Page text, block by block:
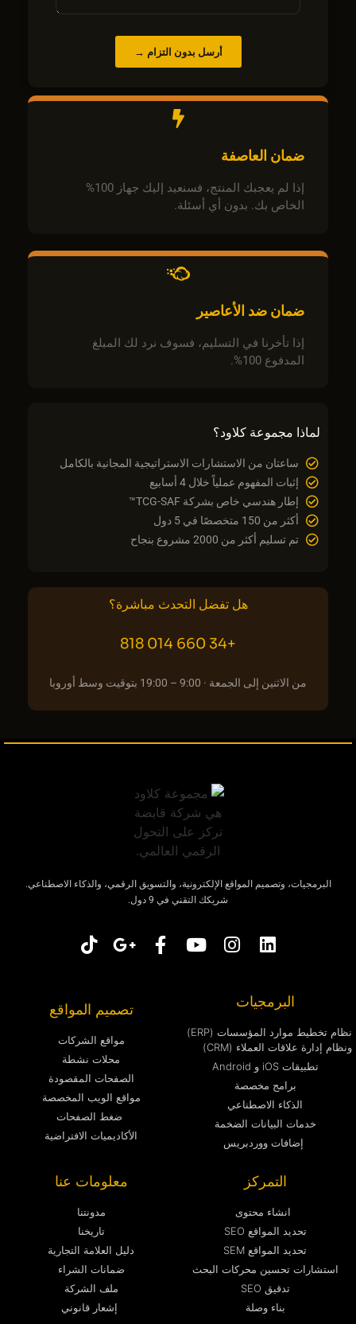
أرسل بدون التزام →
ضمان العاصفة
إذا لم يعجبك المنتج، فسنعيد إليك جهاز 100%
الخاص بك. بدون أي أسئلة.
ضمان ضد الأعاصير
إذا تأخرنا في التسليم، فسوف نرد لك المبلغ
المدفوع 100%.
لماذا مجموعة كلاود؟
ساعتان من الاستشارات الاستراتيجية المجانية بالكامل
إثبات المفهوم عملياً خلال 4 أسابيع
إطار هندسي خاص بشركة TCG-SAF™
أكثر من 150 متخصصًا في 5 دول
تم تسليم أكثر من 2000 مشروع بنجاح
هل تفضل التحدث مباشرة؟
+34 660 014 818
من الاثنين إلى الجمعة · 9:00 – 19:00 بتوقيت وسط أوروبا
البرمجيات، وتصميم المواقع الإلكترونية، والتسويق الرقمي، والذكاء الاصطناعي.
شريكك التقني في 9 دول.
البرمجيات
نظام تخطيط موارد المؤسسات (ERP)
ونظام إدارة علاقات العملاء (CRM)
تطبيقات iOS و Android
برامج مخصصة
الذكاء الاصطناعي
خدمات البيانات الضخمة
إضافات ووردبريس
تصميم المواقع
مواقع الشركات
محلات نشطة
الصفحات المقصودة
مواقع الويب المخصصة
ضغط الصفحات
الأكاديميات الافتراضية
التمركز
انشاء محتوى
تحديد المواقع SEO
تحديد المواقع SEM
استشارات تحسين محركات البحث
تدقيق SEO
بناء وصلة
معلومات عنا
مدونتنا
تاريخنا
دليل العلامة التجارية
ضمانات الشراء
ملف الشركة
إشعار قانوني